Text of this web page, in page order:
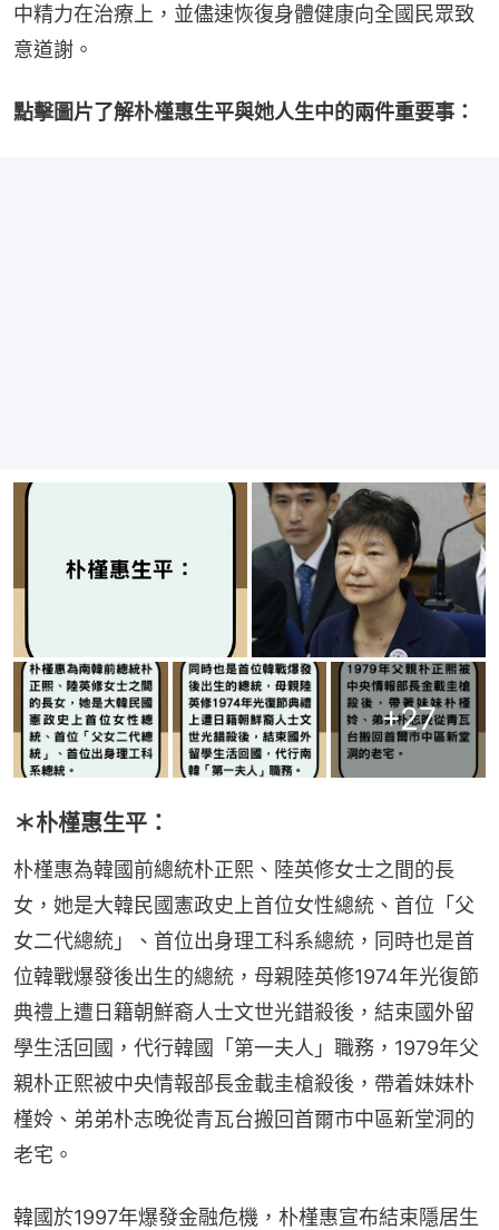
中精力在治療上，並儘速恢復身體健康向全國民眾致
意道謝。
點擊圖片了解朴槿惠生平與她人生中的兩件重要事：
+27
＊朴槿惠生平：
朴槿惠為韓國前總統朴正熙、陸英修女士之間的長
女，她是大韓民國憲政史上首位女性總統、首位「父
女二代總統」、首位出身理工科系總統，同時也是首
位韓戰爆發後出生的總統，母親陸英修1974年光復節
典禮上遭日籍朝鮮裔人士文世光錯殺後，結束國外留
學生活回國，代行韓國「第一夫人」職務，1979年父
親朴正熙被中央情報部長金載圭槍殺後，帶着妹妹朴
槿姈、弟弟朴志晚從青瓦台搬回首爾市中區新堂洞的
老宅。
韓國於1997年爆發金融危機，朴槿惠宣布結束隱居生